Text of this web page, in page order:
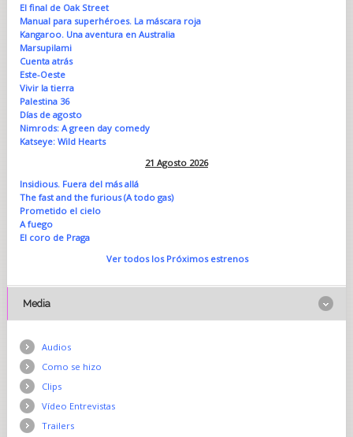
El final de Oak Street
Manual para superhéroes. La máscara roja
Kangaroo. Una aventura en Australia
Marsupilami
Cuenta atrás
Este-Oeste
Vivir la tierra
Palestina 36
Días de agosto
Nimrods: A green day comedy
Katseye: Wild Hearts
21 Agosto 2026
Insidious. Fuera del más allá
The fast and the furious (A todo gas)
Prometido el cielo
A fuego
El coro de Praga
Ver todos los Próximos estrenos
Media
Audios
Como se hizo
Clips
Vídeo Entrevistas
Trailers